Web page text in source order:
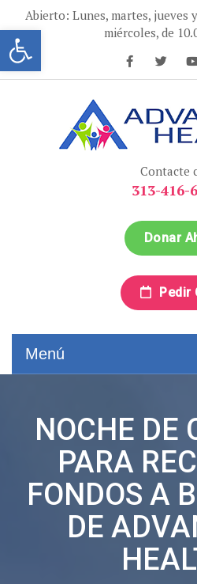
Abrir la barra de
contenido
Abierto: Lunes, martes, jueves
miércoles, de
Contacte
313-416-
Donar
Pedir
Menú
NOCHE DE
PARA
FONDOS A
DE